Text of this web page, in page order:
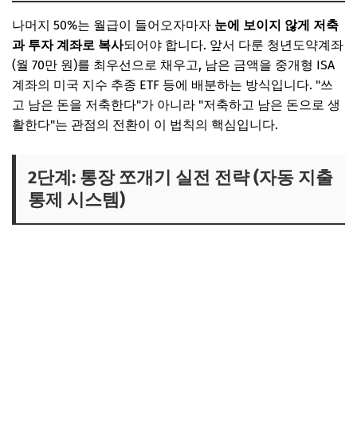
나머지 50%는 월급이 들어오자마자 눈에 보이지 않게 저축
과 투자 계좌로 복사되어야 합니다. 앞서 다룬 청년도약계좌
(월 70만 원)를 최우선으로 채우고, 남은 금액을 중개형 ISA
계좌의 미국 지수 추종 ETF 등에 배분하는 방식입니다. "쓰
고 남은 돈을 저축한다"가 아니라 "저축하고 남은 돈으로 생
활한다"는 관점의 전환이 이 법칙의 핵심입니다.
2단계: 통장 쪼개기 실전 전략 (자동 지출
통제 시스템)